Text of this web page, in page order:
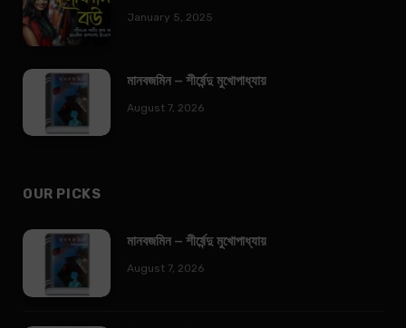
January 5, 2025
মানবজমিন – শীর্ষেন্দু মুখোপাধ্যায়
August 7, 2026
OUR PICKS
মানবজমিন – শীর্ষেন্দু মুখোপাধ্যায়
August 7, 2026